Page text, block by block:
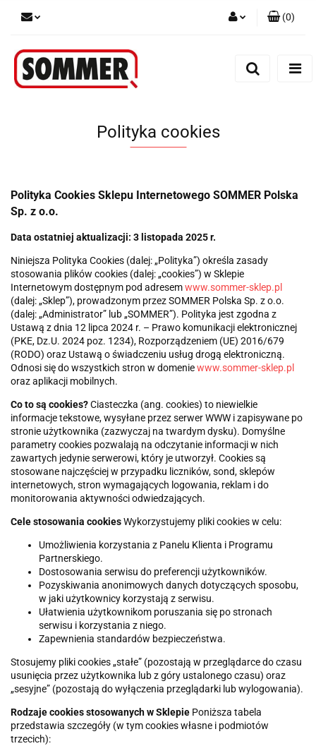
(0)
Polityka cookies
Polityka Cookies Sklepu Internetowego SOMMER Polska
Sp. z o.o.
Data ostatniej aktualizacji: 3 listopada 2025 r.
Niniejsza Polityka Cookies (dalej: „Polityka”) określa zasady
stosowania plików cookies (dalej: „cookies”) w Sklepie
Internetowym dostępnym pod adresemwww.sommer-sklep.pl
(dalej: „Sklep”), prowadzonym przez SOMMER Polska Sp. z o.o.
(dalej: „Administrator” lub „SOMMER”). Polityka jest zgodna z
Ustawą z dnia 12 lipca 2024 r. – Prawo komunikacji elektronicznej
(PKE, Dz.U. 2024 poz. 1234), Rozporządzeniem (UE) 2016/679
(RODO) oraz Ustawą o świadczeniu usług drogą elektroniczną.
Odnosi się do wszystkich stron w domeniewww.sommer-sklep.pl
oraz aplikacji mobilnych.
Co to są cookies?Ciasteczka (ang. cookies) to niewielkie
informacje tekstowe, wysyłane przez serwer WWW i zapisywane po
stronie użytkownika (zazwyczaj na twardym dysku). Domyślne
parametry cookies pozwalają na odczytanie informacji w nich
zawartych jedynie serwerowi, który je utworzył. Cookies są
stosowane najczęściej w przypadku liczników, sond, sklepów
internetowych, stron wymagających logowania, reklam i do
monitorowania aktywności odwiedzających.
Cele stosowania cookiesWykorzystujemy pliki cookies w celu:
Umożliwienia korzystania z Panelu Klienta i Programu
Partnerskiego.
Dostosowania serwisu do preferencji użytkowników.
Pozyskiwania anonimowych danych dotyczących sposobu,
w jaki użytkownicy korzystają z serwisu.
Ułatwienia użytkownikom poruszania się po stronach
serwisu i korzystania z niego.
Zapewnienia standardów bezpieczeństwa.
Stosujemy pliki cookies „stałe” (pozostają w przeglądarce do czasu
usunięcia przez użytkownika lub z góry ustalonego czasu) oraz
„sesyjne” (pozostają do wyłączenia przeglądarki lub wylogowania).
Rodzaje cookies stosowanych w Sklepie Poniższa tabela
przedstawia szczegóły (w tym cookies własne i podmiotów
trzecich):